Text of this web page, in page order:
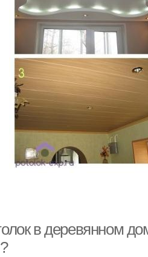
в деревянном